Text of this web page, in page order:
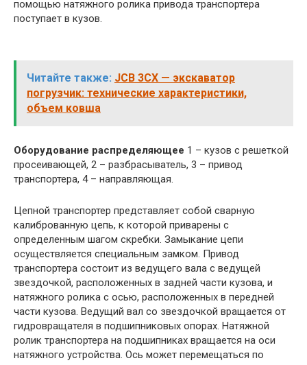
помощью натяжного ролика привода транспортера
поступает в кузов.
Читайте также: JCB 3CX — экскаватор
погрузчик: технические характеристики,
объем ковша
Оборудование распределяющее 1 – кузов с решеткой
просеивающей, 2 – разбрасыватель, 3 – привод
транспортера, 4 – направляющая.
Цепной транспортер представляет собой сварную
калиброванную цепь, к которой приварены с
определенным шагом скребки. Замыкание цепи
осуществляется специальным замком. Привод
транспортера состоит из ведущего вала с ведущей
звездочкой, расположенных в задней части кузова, и
натяжного ролика с осью, расположенных в передней
части кузова. Ведущий вал со звездочкой вращается от
гидровращателя в подшипниковых опорах. Натяжной
ролик транспортера на подшипниках вращается на оси
натяжного устройства. Ось может перемещаться по